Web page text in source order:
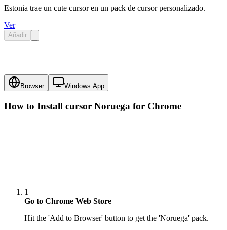
Estonia trae un cute cursor en un pack de cursor personalizado.
Ver
Añadir
Browser Windows App
How to Install cursor Noruega for Chrome
1
Go to Chrome Web Store
Hit the 'Add to Browser' button to get the 'Noruega' pack.